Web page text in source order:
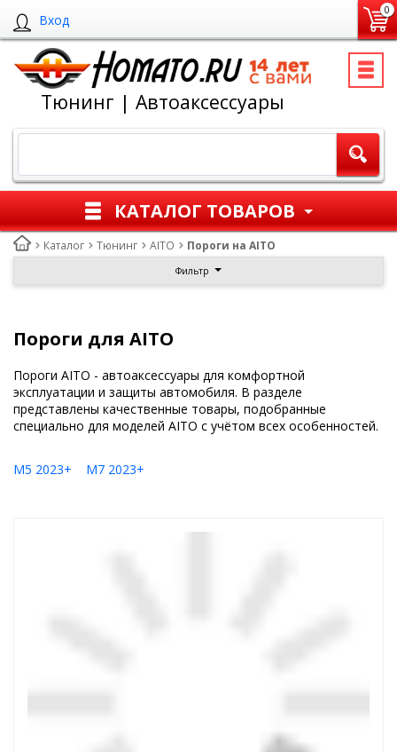
Вход
0
Тюнинг | Автоаксессуары
КАТАЛОГ ТОВАРОВ
Каталог Тюнинг AITO Пороги на AITO
Фильтр
Пороги для AITO
Пороги AITO - автоаксессуары для комфортной
эксплуатации и защиты автомобиля. В разделе
представлены качественные товары, подобранные
специально для моделей AITO с учётом всех особенностей.
M5 2023+ M7 2023+